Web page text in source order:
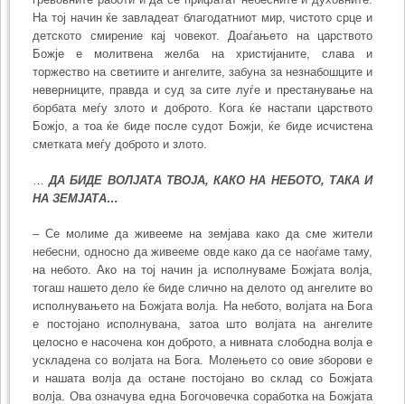
На тој начин ќе завладеат благодатниот мир, чистото срце и
детското смирение кај човекот. Доаѓањето на царството
Божје е молитвена желба на христијаните, слава и
торжество на светиите и ангелите, забуна за незнабошците и
неверниците, правда и суд за сите луѓе и престанување на
борбата меѓу злото и доброто. Кога ќе настапи царството
Божјо, а тоа ќе биде после судот Божји, ќе биде исчистена
сметката меѓу доброто и злото.
…ДА БИДЕ ВОЛЈАТА ТВОЈА, КАКО НА НЕБОТО, ТАКА И
НА ЗЕМЈАТА…
– Се молиме да живееме на земјава како да сме жители
небесни, односно да живееме овде како да се наоѓаме таму,
на небото. Ако на тој начин ја исполнуваме Божјата волја,
тогаш нашето дело ќе биде слично на делото од ангелите во
исполнувањето на Божјата волја. На небото, волјата на Бога
е постојано исполнувана, затоа што волјата на ангелите
целосно е насочена кон доброто, а нивната слободна волја е
ускладена со волјата на Бога. Молењето со овие зборови е
и нашата волја да остане постојано во склад со Божјата
волја. Ова означува една Богочовечка соработка на Божјата